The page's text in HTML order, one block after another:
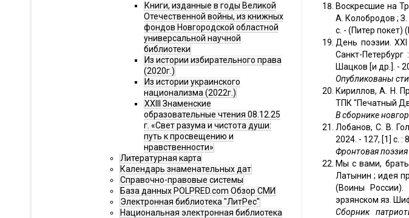
Книги, изданные в годы Великой
Отечественной войны, из книжных
фондов Новгородской областной
универсальной научной
библиотеки
Из истории избирательного права
(2020г.)
Из истории украинского
национализма (2022г.)
XXIII Знаменские
образовательные чтения 08.12.25
г. «Свет разума и чистота души:
путь к просвещению и
нравственности»
Литературная карта
Календарь знаменательных дат
Справочно-правовые системы
База данных POLPRED.com Обзор СМИ
Электронная библиотека "ЛитРес"
Национальная электронная библиотека
Воскресшие на
А. Колобродов ;
с. - (Питер
День поэзии.
Санкт-
Шацков [и др.]. -
Опубликованы
Кириллов, А. Н.
ТПК "Печатный
В сборнике
Лобанов, С. В.
2024. - 127, [1] с. :
Фронтовая поэзия
Мы с вами,
Латынин ; идея
(Воины России).
эрзянском яз.
Сборник